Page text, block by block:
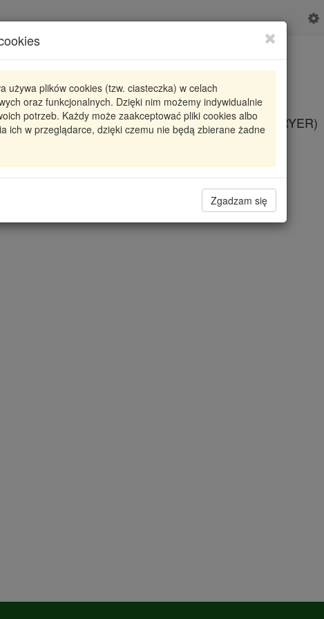
używa plików cookies (tzw. ciasteczka) w celach
oraz funkcjonalnych. Dzięki nim możemy indywidualnie
potrzeb. Każdy może zaakceptować pliki cookies albo
ich w przeglądarce, dzięki czemu nie będą zbierane żadne
Zgadzam się
000 NTY NTY
KLIMATYZACJI 307 (3_) (00-) 1.6 VTI (W/I DRYER)
Radzyń 0